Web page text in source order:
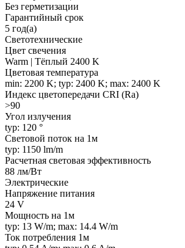
Без герметизации
Гарантийный срок
5 год(а)
Светотехнические
Цвет свечения
Warm | Тёплый 2400 K
Цветовая температура
min: 2200 K; typ: 2400 K; max: 2400 K
Индекс цветопередачи CRI (Ra)
>90
Угол излучения
typ: 120 °
Световой поток на 1м
typ: 1150 lm/m
Расчетная световая эффективность
88 лм/Вт
Электрические
Напряжение питания
24 V
Мощность на 1м
typ: 13 W/m; max: 14.4 W/m
Ток потребления 1м